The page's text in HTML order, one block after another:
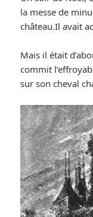
la messe de
château.Il avait
Mais il était
commit
sur son cheval